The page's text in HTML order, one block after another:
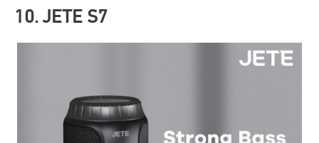
10. JETE S7